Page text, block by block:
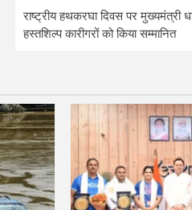
राष्ट्रीय हथकरघा दिवस पर मुख्यमंत्री
हस्तशिल्प कारीगरों को किया सम्मानित